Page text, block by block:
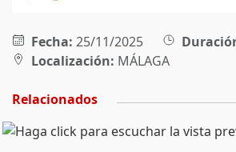
Fecha: 25/11/2025
Localización: MÁLAGA
Relacionados